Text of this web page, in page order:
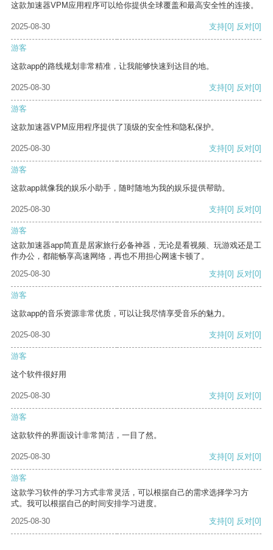
这款加速器VPM应用程序可以给你提供全球覆盖和最高安全性的连接。
2025-08-30 支持[0] 反对[0]
游客
这款app的路线规划非常精准，让我能够快速到达目的地。
2025-08-30 支持[0] 反对[0]
游客
这款加速器VPM应用程序提供了顶级的安全性和隐私保护。
2025-08-30 支持[0] 反对[0]
游客
这款app就像我的娱乐小助手，随时随地为我的娱乐提供帮助。
2025-08-30 支持[0] 反对[0]
游客
这款加速器app简直是居家旅行必备神器，无论是看视频、玩游戏还是工
作办公，都能畅享高速网络，再也不用担心网速卡顿了。
2025-08-30
支持[0] 反对[0]
游客
这款app的音乐资源非常优质，可以让我尽情享受音乐的魅力。
2025-08-30 支持[0] 反对[0]
游客
这个软件很好用
2025-08-30 支持[0] 反对[0]
游客
这款软件的界面设计非常简洁，一目了然。
2025-08-30 支持[0] 反对[0]
游客
这款学习软件的学习方式非常灵活，可以根据自己的需求选择学习方
式。我可以根据自己的时间安排学习进度。
2025-08-30
支持[0] 反对[0]